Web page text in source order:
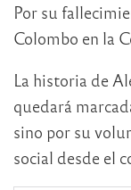
Por su
Colombo en la
La historia de
quedará
sino por su
social desde el